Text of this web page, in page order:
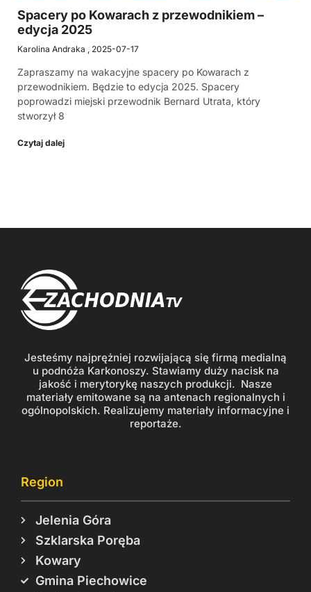
Spacery po Kowarach z przewodnikiem –
edycja 2025
Karolina Andraka 2025-07-17
Zapraszamy na wakacyjne spacery po Kowarach z
przewodnikiem. Będzie to edycja 2025. Spacery
poprowadzi miejski przewodnik Bernard Utrata, który
stworzył 8
Czytaj dalej
Jesteśmy najprężniej rozwijającą się firmą medialną
u podnóża Karkonoszy. Stawiamy duży nacisk na
jakość i merytorykę naszych produkcji. Nasze
materiały emitowane są na antenach regionalnych i
ogólnopolskich. Realizujemy materiały informacyjne i
reportaże.
Region
Jelenia Góra
Szklarska Poręba
Kowary
Gmina Piechowice